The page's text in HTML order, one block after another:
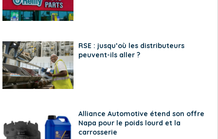
RSE : jusqu’où les distributeurs
peuvent-ils aller ?
Alliance Automotive étend son offre
Napa pour le poids lourd et la
carrosserie